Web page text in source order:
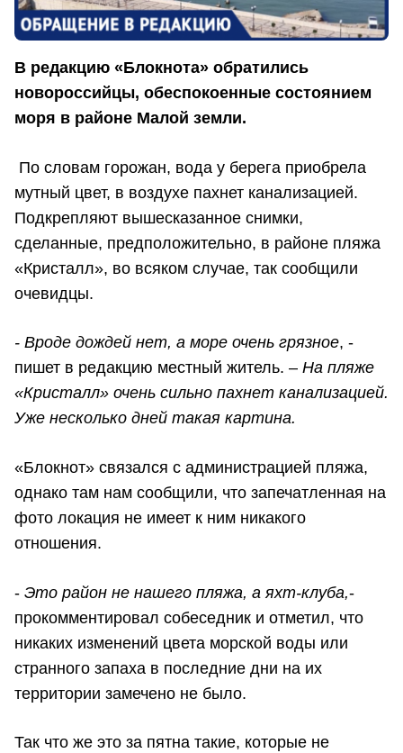
В редакцию «Блокнота» обратились
новороссийцы, обеспокоенные состоянием
моря в районе Малой земли.
По словам горожан, вода у берега приобрела
мутный цвет, в воздухе пахнет канализацией.
Подкрепляют вышесказанное снимки,
сделанные, предположительно, в районе пляжа
«Кристалл», во всяком случае, так сообщили
очевидцы.
- Вроде дождей нет, а море очень грязное, -
пишет в редакцию местный житель. – На пляже
«Кристалл» очень сильно пахнет канализацией.
Уже несколько дней такая картина.
«Блокнот» связался с администрацией пляжа,
однако там нам сообщили, что запечатленная на
фото локация не имеет к ним никакого
отношения.
- Это район не нашего пляжа, а яхт-клуба,-
прокомментировал собеседник и отметил, что
никаких изменений цвета морской воды или
странного запаха в последние дни на их
территории замечено не было.
Так что же это за пятна такие, которые не